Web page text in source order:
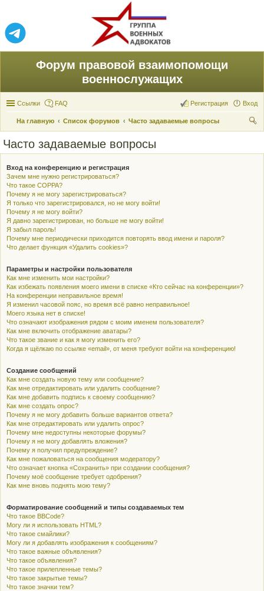
Форум правовой взаимопомощи
военнослужащих
Ссылки FAQ Вход
Регистрация
На главную Список форумов
Часто задаваемые вопросы
Часто задаваемые вопросы
Вход на конференцию и регистрация
Зачем мне нужно регистрироваться?
Что такое COPPA?
Почему я не могу зарегистрироваться?
Я только что зарегистрировался, но не могу войти!
Почему я не могу войти?
Я давно зарегистрирован, но больше не могу войти!
Я забыл пароль!
Почему мне периодически приходится повторять ввод имени и пароля?
Что делает функция «Удалить cookies»?
Параметры и настройки пользователя
Как мне изменить мои настройки?
Как избежать появления моего имени в списке «Кто сейчас на конференции»?
На конференции неправильное время!
Я изменил часовой пояс, но время всё равно неправильное!
Моего языка нет в списке!
Что означают изображения рядом с моим именем пользователя?
Как мне включить отображение аватары?
Что такое звание и как я могу изменить его?
Когда я щёлкаю по ссылке «email», от меня требуют войти на конференцию!
Создание сообщений
Как мне создать новую тему или сообщение?
Как мне отредактировать или удалить сообщение?
Как мне добавить подпись к своему сообщению?
Как мне создать опрос?
Почему я не могу добавить больше вариантов ответа?
Как мне отредактировать или удалить опрос?
Почему мне недоступны некоторые форумы?
Почему я не могу добавлять вложения?
Почему я получил предупреждение?
Как мне пожаловаться на сообщения модератору?
Что означает кнопка «Сохранить» при создании сообщения?
Почему моё сообщение требует одобрения?
Как мне вновь поднять мою тему?
Форматирование сообщений и типы создаваемых тем
Что такое BBCode?
Могу ли я использовать HTML?
Что такое смайлики?
Могу ли я добавлять изображения к сообщениям?
Что такое важные объявления?
Что такое объявления?
Что такое прилепленные темы?
Что такое закрытые темы?
Что такое значки тем?